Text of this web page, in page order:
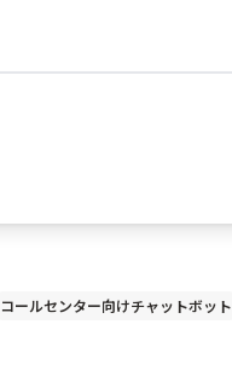
コールセンター向けチャットボット